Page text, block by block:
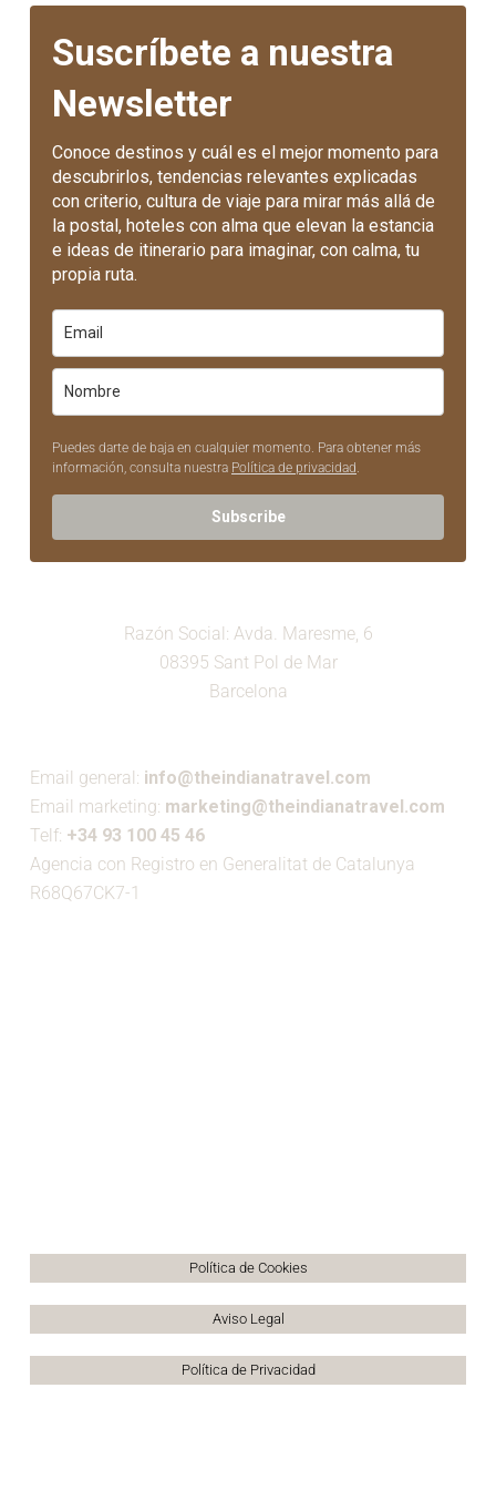
Suscríbete a nuestra
Newsletter
Conoce destinos y cuál es el mejor momento para
descubrirlos, tendencias relevantes explicadas
con criterio, cultura de viaje para mirar más allá de
la postal, hoteles con alma que elevan la estancia
e ideas de itinerario para imaginar, con calma, tu
propia ruta.
Puedes darte de baja en cualquier momento. Para obtener más
información, consulta nuestra Política de privacidad.
Subscribe
Razón Social: Avda. Maresme, 6
08395 Sant Pol de Mar
Barcelona
Email general: info@theindianatravel.com
Email marketing: marketing@theindianatravel.com
Telf: +34 93 100 45 46
Agencia con Registro en Generalitat de Catalunya
R68Q67CK7-1
Política de Cookies
Aviso Legal
Política de Privacidad